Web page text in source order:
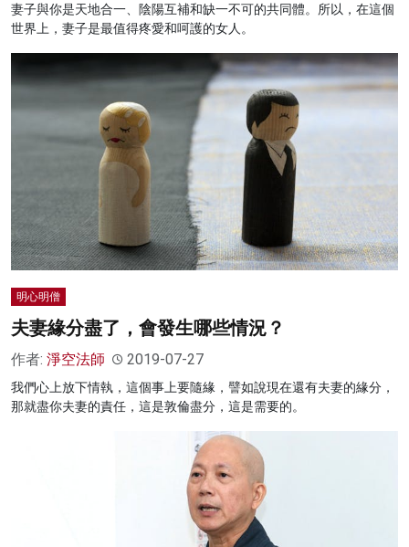
妻子與你是天地合一、陰陽互補和缺一不可的共同體。所以，在這個
世界上，妻子是最值得疼愛和呵護的女人。
明心明僧
夫妻緣分盡了，會發生哪些情況？
作者: 淨空法師 2019-07-27
我們心上放下情執，這個事上要隨緣，譬如說現在還有夫妻的緣分，
那就盡你夫妻的責任，這是敦倫盡分，這是需要的。